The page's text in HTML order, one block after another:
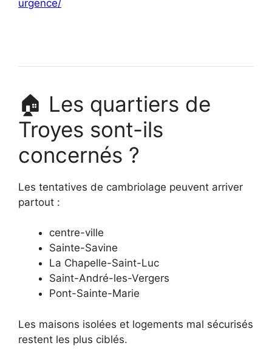
urgence/
🏠 Les quartiers de
Troyes sont-ils
concernés ?
Les tentatives de cambriolage peuvent arriver
partout :
centre-ville
Sainte-Savine
La Chapelle-Saint-Luc
Saint-André-les-Vergers
Pont-Sainte-Marie
Les maisons isolées et logements mal sécurisés
restent les plus ciblés.